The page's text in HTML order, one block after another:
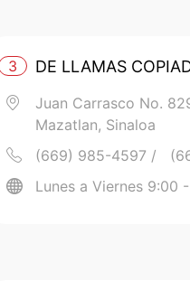
3 DE LLAMAS
Juan Carrasco No.
Mazatlan, Sinaloa
(669) 985-4597 /
Lunes a Viernes 9:00